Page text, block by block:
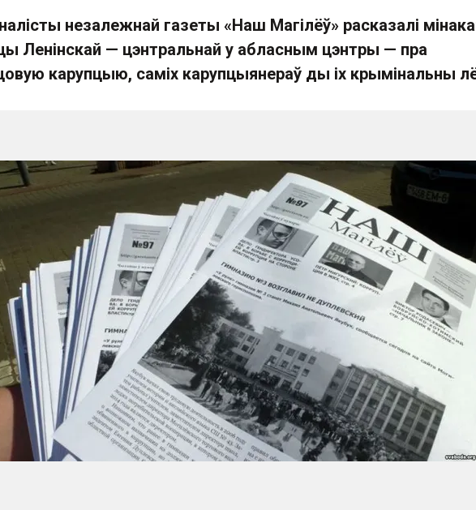
незалежнай газеты «Наш Магілёў» расказалі
Ленінскай — цэнтральнай у абласным цэнтры — пра
карупцыю, саміх карупцыянераў ды іх крымінальны